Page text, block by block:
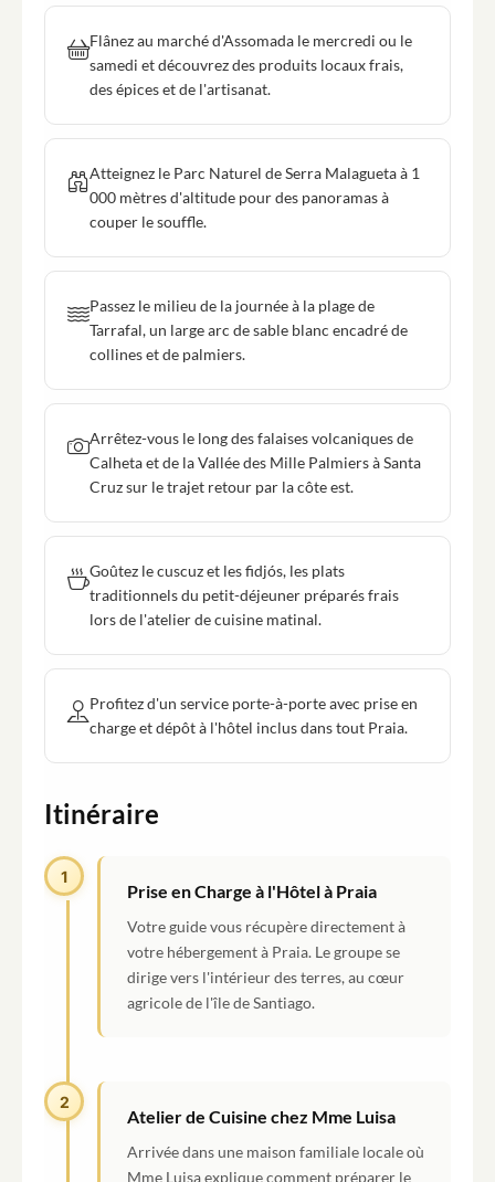
Flânez au marché d'Assomada le mercredi ou le
samedi et découvrez des produits locaux frais,
des épices et de l'artisanat.
Atteignez le Parc Naturel de Serra Malagueta à 1
000 mètres d'altitude pour des panoramas à
couper le souffle.
Passez le milieu de la journée à la plage de
Tarrafal, un large arc de sable blanc encadré de
collines et de palmiers.
Arrêtez-vous le long des falaises volcaniques de
Calheta et de la Vallée des Mille Palmiers à Santa
Cruz sur le trajet retour par la côte est.
Goûtez le cuscuz et les fidjós, les plats
traditionnels du petit-déjeuner préparés frais
lors de l'atelier de cuisine matinal.
Profitez d'un service porte-à-porte avec prise en
charge et dépôt à l'hôtel inclus dans tout Praia.
Itinéraire
1
Prise en Charge à l'Hôtel à Praia
Votre guide vous récupère directement à
votre hébergement à Praia. Le groupe se
dirige vers l'intérieur des terres, au cœur
agricole de l'île de Santiago.
2
Atelier de Cuisine chez Mme Luisa
Arrivée dans une maison familiale locale où
Mme Luisa explique comment préparer le